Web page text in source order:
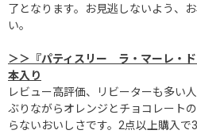
了となります。お見逃しないよう、
い。
＞＞『パティスリー ラ・マーレ・
本入り
レビュー高評価、リビーターも多い
ぶりながらオレンジとチョコレート
らないおいしさです。2点以上購入で